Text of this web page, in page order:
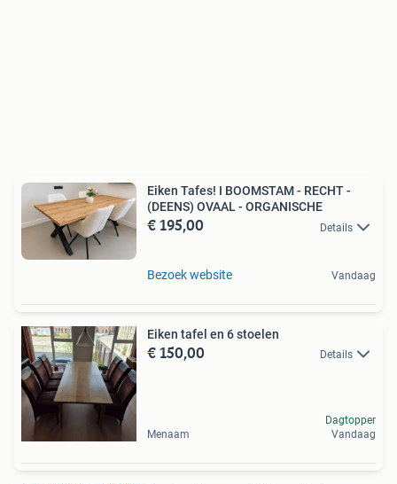
Eiken Tafes! I BOOMSTAM - RECHT -
(DEENS) OVAAL - ORGANISCHE
€ 195,00 Details
Bezoek website Vandaag
Eiken tafel en 6 stoelen
€ 150,00 Details
Menaam
Dagtopper
Vandaag